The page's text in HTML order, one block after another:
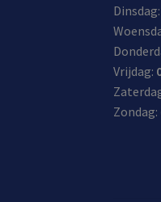
Dinsdag:
Vrijdag:
Zondag: